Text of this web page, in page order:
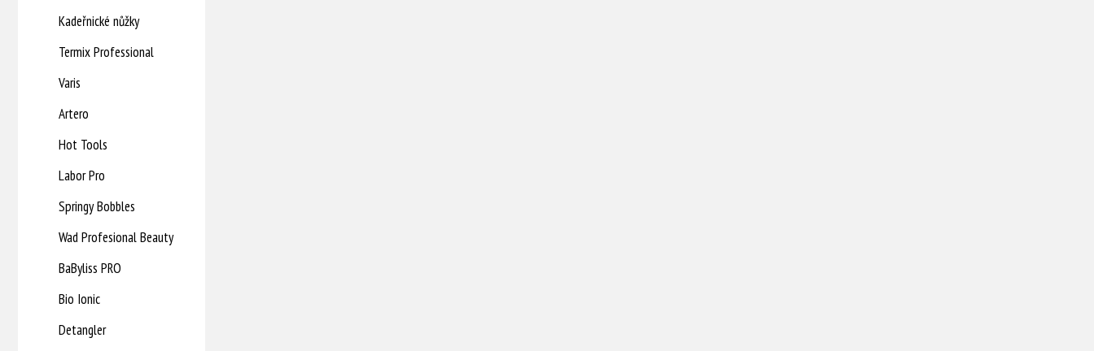
Kadeřnické nůžky
Termix Professional
Varis
Artero
Hot Tools
Labor Pro
Springy Bobbles
Wad Profesional Beauty
BaByliss PRO
Bio Ionic
Detangler